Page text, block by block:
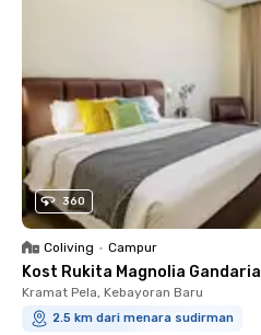
360
Coliving • Campur
Kost Rukita Magnolia Gandaria
Kramat Pela, Kebayoran Baru
2.5 km dari menara sudirman